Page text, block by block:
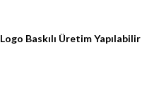
Logo Baskılı ÜretimYapılabilir